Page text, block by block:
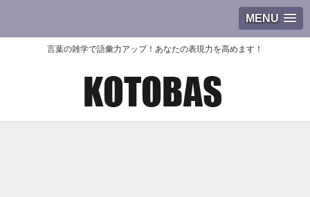
MENU
言葉の雑学で語彙力アップ！あなたの表現力を高めます！